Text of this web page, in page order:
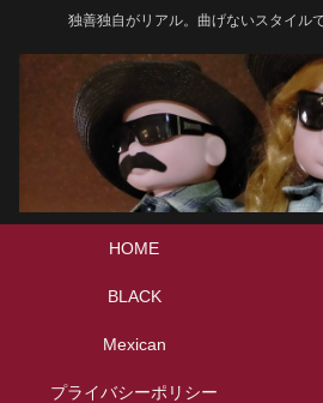
独善独自がリアル。曲げないスタイル
HOME
BLACK
Mexican
プライバシーポリシー